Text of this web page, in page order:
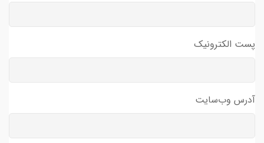
پست الکترونیک
آدرس وب‌سایت